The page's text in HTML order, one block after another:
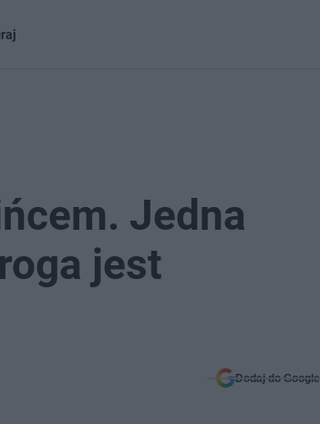
Jedna
jest
Dodaj do Google